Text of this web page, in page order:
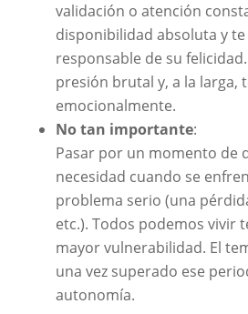
validación o atención
disponibilidad absoluta y te
responsable de su
presión brutal y, a la larga,
emocionalmente.
No tan importante:
Pasar por un momento de
necesidad cuando se
problema serio (una
etc.). Todos podemos vivir
mayor vulnerabilidad. El
una vez superado ese
autonomía.